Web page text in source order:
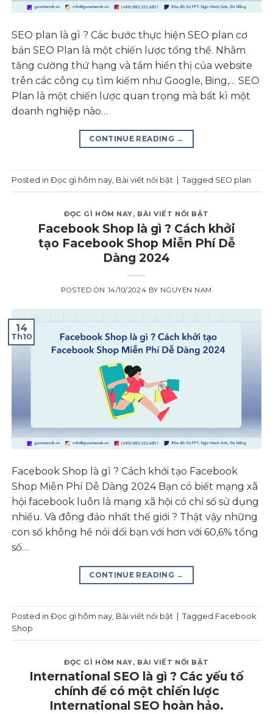
SEO plan là gì ? Các bước thực hiện SEO plan cơ
bản SEO Plan là một chiến lược tổng thể. Nhằm
tăng cường thứ hạng và tầm hiển thị của website
trên các công cụ tìm kiếm như Google, Bing,… SEO
Plan là một chiến lược quan trọng mà bất kì một
doanh nghiệp nào…
CONTINUE READING →
Posted inĐọc gì hôm nay, Bài viết nổi bật Tagged SEO plan
ĐỌC GÌ HÔM NAY, BÀI VIẾT NỔI BẬT
Facebook Shop là gì ? Cách khởi
tạo Facebook Shop Miễn Phí Dễ
Dàng 2024
POSTED ON 14/10/2024 BY NGUYEN NAM
14
Th10
Facebook Shop là gì ? Cách khởi tạo Facebook
Shop Miễn Phí Dễ Dàng 2024 Bạn có biết mạng xã
hội facebook luôn là mạng xã hội có chỉ số sử dụng
nhiều. Và đông đảo nhất thế giới ? Thật vậy những
con số không hề nói dối bạn với hơn với 60,6% tổng
số…
CONTINUE READING →
Posted inĐọc gì hôm nay, Bài viết nổi bật Tagged Facebook
Shop
ĐỌC GÌ HÔM NAY, BÀI VIẾT NỔI BẬT
International SEO là gì ? Các yếu tố
chính để có một chiến lược
International SEO hoàn hảo.